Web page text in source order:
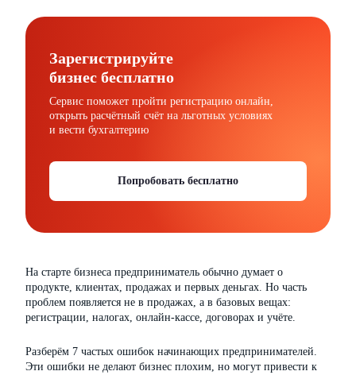
Зарегистрируйте
бизнес бесплатно
Сервис поможет пройти регистрацию онлайн,
открыть расчётный счёт на льготных условиях
и вести бухгалтерию
Попробовать бесплатно
На старте бизнеса предприниматель обычно думает о
продукте, клиентах, продажах и первых деньгах. Но часть
проблем появляется не в продажах, а в базовых вещах:
регистрации, налогах, онлайн-кассе, договорах и учёте.
Разберём 7 частых ошибок начинающих предпринимателей.
Эти ошибки не делают бизнес плохим, но могут привести к